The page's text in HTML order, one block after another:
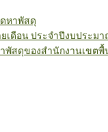
หาพัสดุ
เดือน ประจำปีงบประมา
พัสดุของสำนักงานเขต